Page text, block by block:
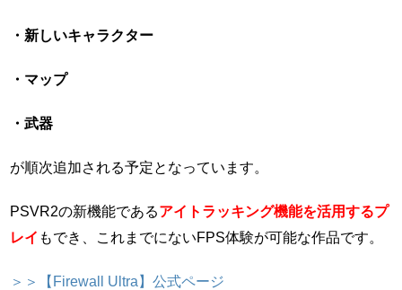
・新しいキャラクター
・マップ
・武器
が順次追加される予定となっています。
PSVR2の新機能であるアイトラッキング機能を活用するプ
レイ もでき、これまでにないFPS体験が可能な作品です。
＞＞【Firewall Ultra】公式ページ